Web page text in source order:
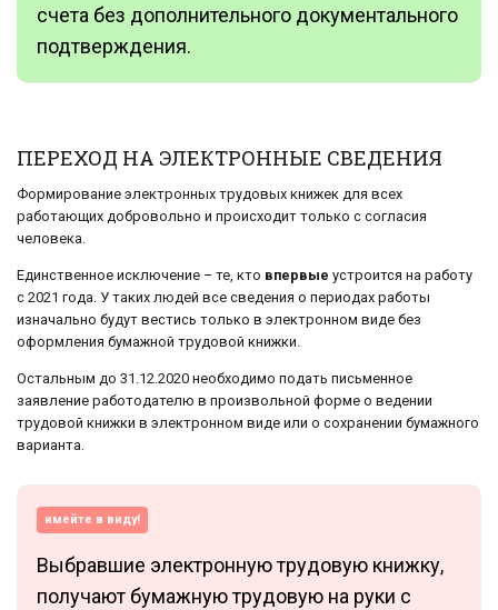
счета без дополнительного документального
подтверждения.
ПЕРЕХОД НА ЭЛЕКТРОННЫЕ СВЕДЕНИЯ
Формирование электронных трудовых книжек для всех
работающих добровольно и происходит только с согласия
человека.
Единственное исключение – те, кто впервые устроится на работу
с 2021 года. У таких людей все сведения о периодах работы
изначально будут вестись только в электронном виде без
оформления бумажной трудовой книжки.
Остальным до 31.12.2020 необходимо подать письменное
заявление работодателю в произвольной форме о ведении
трудовой книжки в электронном виде или о сохранении бумажного
варианта.
имейте в виду!
Выбравшие электронную трудовую книжку,
получают бумажную трудовую на руки с